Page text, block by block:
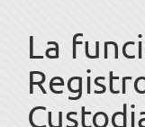
La